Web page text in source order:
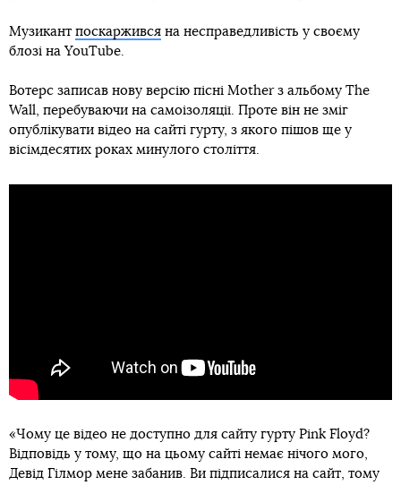
Музикант поскаржився на несправедливість у своєму
блозі на YouTube.
Вотерс записав нову версію пісні Mother з альбому The
Wall, перебуваючи на самоізоляції. Проте він не зміг
опублікувати відео на сайті гурту, з якого пішов ще у
вісімдесятих роках минулого століття.
«Чому це відео не доступно для сайту гурту Pink Floyd?
Відповідь у тому, що на цьому сайті немає нічого мого,
Девід Гілмор мене забанив. Ви підписалися на сайт, тому